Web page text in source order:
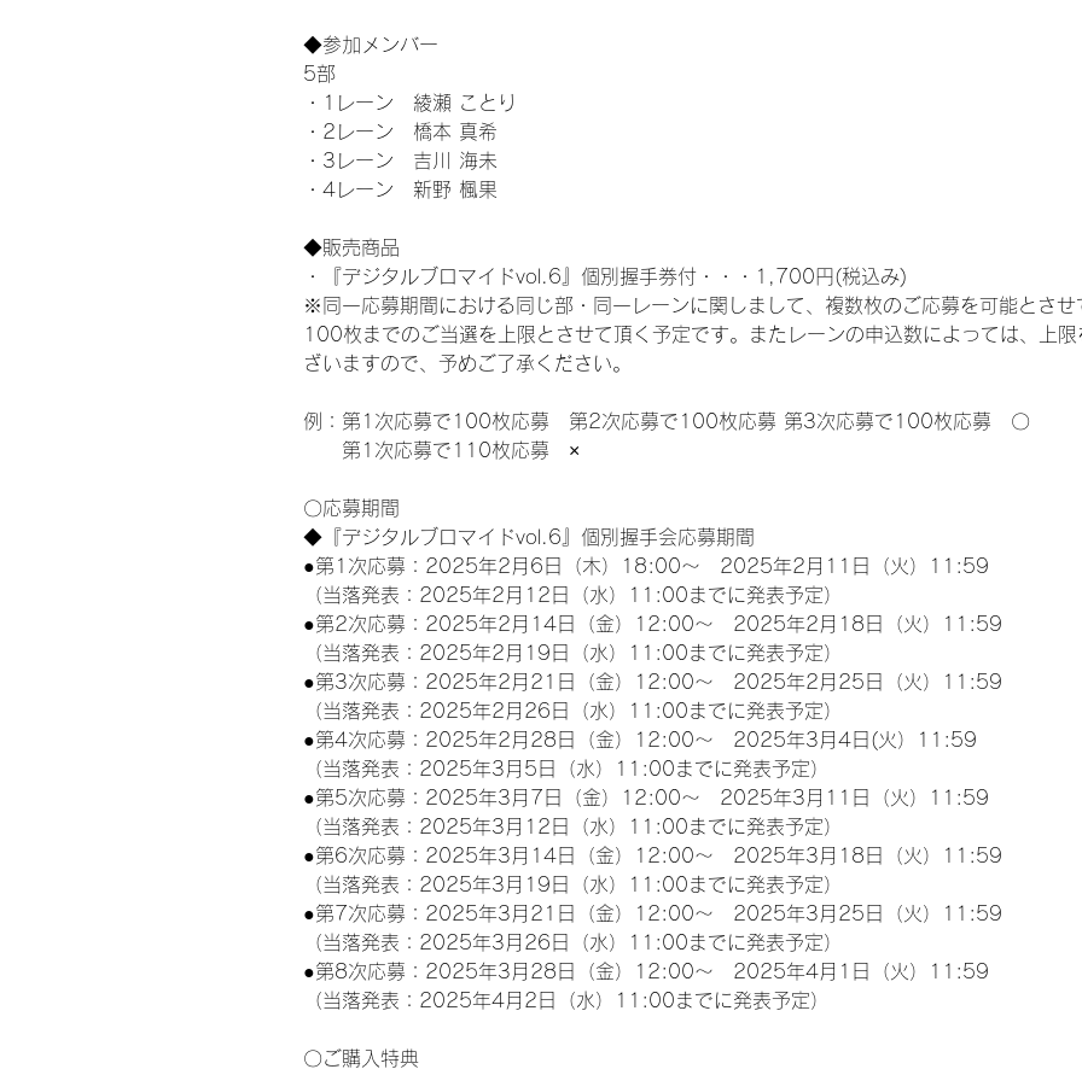
◆参加メンバー
5部
・1レーン　綾瀬 ことり
・2レーン　橋本 真希
・3レーン　吉川 海未
・4レーン　新野 楓果
◆販売商品
・『デジタルブロマイドvol.6』個別握手券付・・・1,700円(税込み)
※同一応募期間における同じ部・同一レーンに関しまして、複数枚のご応募を可能とさ
100枚までのご当選を上限とさせて頂く予定です。またレーンの申込数によっては、上
ざいますので、予めご了承ください。
例：第1次応募で100枚応募　第2次応募で100枚応募 第3次応募で100枚応募　〇
第1次応募で110枚応募　×
〇応募期間
◆『デジタルブロマイドvol.6』個別握手会応募期間
●第1次応募：2025年2月6日（木）18:00～　2025年2月11日（火）11:59
（当落発表：2025年2月12日（水）11:00までに発表予定）
●第2次応募：2025年2月14日（金）12:00～　2025年2月18日（火）11:59
（当落発表：2025年2月19日（水）11:00までに発表予定）
●第3次応募：2025年2月21日（金）12:00～　2025年2月25日（火）11:59
（当落発表：2025年2月26日（水）11:00までに発表予定）
●第4次応募：2025年2月28日（金）12:00～　2025年3月4日(火）11:59
（当落発表：2025年3月5日（水）11:00までに発表予定）
●第5次応募：2025年3月7日（金）12:00～　2025年3月11日（火）11:59
（当落発表：2025年3月12日（水）11:00までに発表予定）
●第6次応募：2025年3月14日（金）12:00～　2025年3月18日（火）11:59
（当落発表：2025年3月19日（水）11:00までに発表予定）
●第7次応募：2025年3月21日（金）12:00～　2025年3月25日（火）11:59
（当落発表：2025年3月26日（水）11:00までに発表予定）
●第8次応募：2025年3月28日（金）12:00～　2025年4月1日（火）11:59
（当落発表：2025年4月2日（水）11:00までに発表予定）
〇ご購入特典